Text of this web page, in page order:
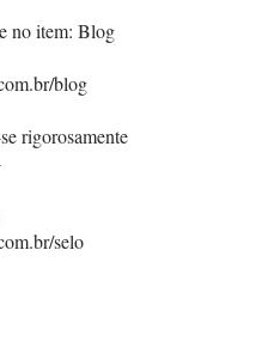
no item: Blog
blog
rigorosamente
selo